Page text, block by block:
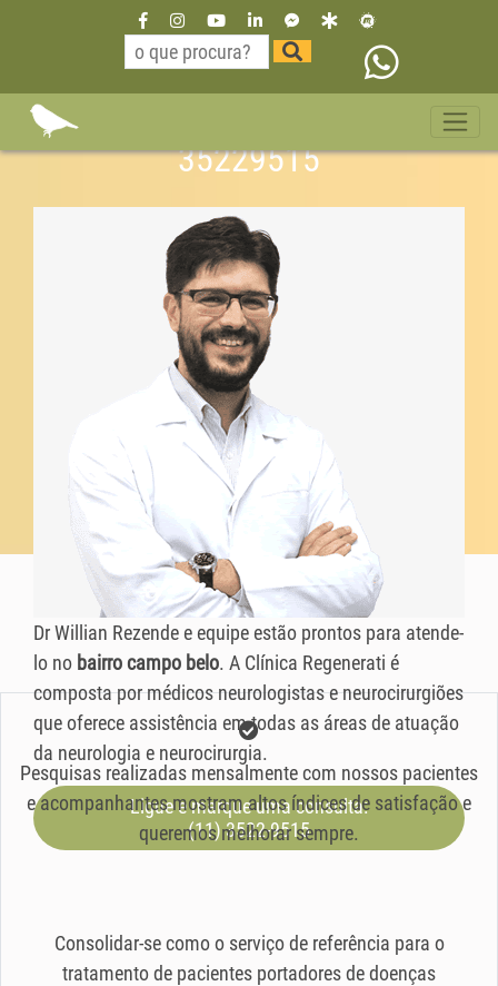
Dr Willian Neurologista São
Paulo bairro campo belo 11
35229515
Dr Willian Rezende e equipe estão prontos para atende-
lo no bairro campo belo. A Clínica Regenerati é
composta por médicos neurologistas e neurocirurgiões
que oferece assistência em todas as áreas de atuação
da neurologia e neurocirurgia.
Ligue e marque uma consulta:
(11) 3522-9515
Pesquisas realizadas mensalmente com nossos pacientes
e acompanhantes mostram altos índices de satisfação e
queremos melhorar sempre.
Consolidar-se como o serviço de referência para o
tratamento de pacientes portadores de doenças